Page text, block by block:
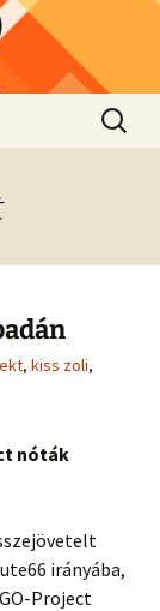
Search
for:
, kiss zoli,
nóták
irányába,
Project